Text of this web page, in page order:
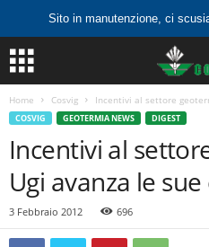
Sito in manutenzione, ci
Home Cosvig Incentivi al settore
COSVIG GEOTERMIA NEWS DIGEST
Incentivi al
Ugi avanza le
3 Febbraio 2012 696